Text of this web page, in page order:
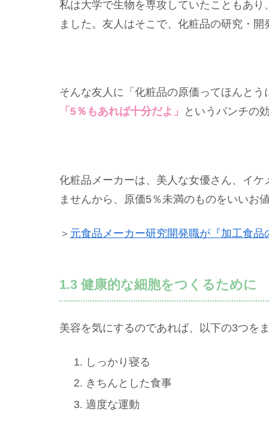
私は大学で生物を専攻していたこともあ
ました。友人はそこで、化粧品の研究・開
そんな友人に「化粧品の原価ってほんと
「5％もあれば十分だよ」
というパンチの
化粧品メーカーは、美人な女優さん、イ
ませんから、原価5％未満のものをいいお
＞ 元食品メーカー研究開発職が『加工食品
1.3 健康的な細胞をつくるために
美容を気にするのであれば、以下の3つを
しっかり寝る
きちんとした食事
適度な運動